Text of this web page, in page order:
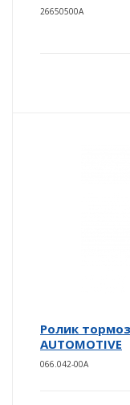
26650500A
Ролик
AUTOMOTIVE
066.042-00A